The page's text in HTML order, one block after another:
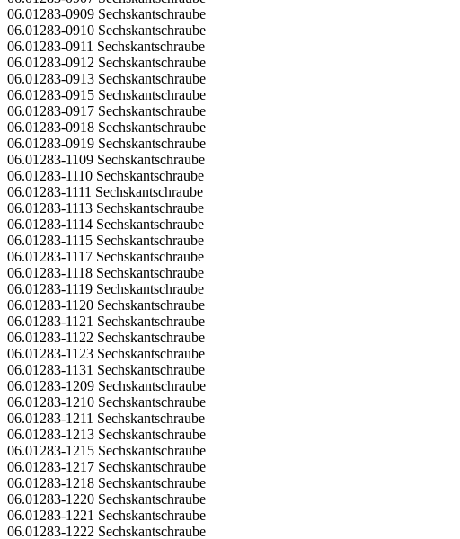
06.01283-0909 Sechskantschraube
06.01283-0910 Sechskantschraube
06.01283-0911 Sechskantschraube
06.01283-0912 Sechskantschraube
06.01283-0913 Sechskantschraube
06.01283-0915 Sechskantschraube
06.01283-0917 Sechskantschraube
06.01283-0918 Sechskantschraube
06.01283-0919 Sechskantschraube
06.01283-1109 Sechskantschraube
06.01283-1110 Sechskantschraube
06.01283-1111 Sechskantschraube
06.01283-1113 Sechskantschraube
06.01283-1114 Sechskantschraube
06.01283-1115 Sechskantschraube
06.01283-1117 Sechskantschraube
06.01283-1118 Sechskantschraube
06.01283-1119 Sechskantschraube
06.01283-1120 Sechskantschraube
06.01283-1121 Sechskantschraube
06.01283-1122 Sechskantschraube
06.01283-1123 Sechskantschraube
06.01283-1131 Sechskantschraube
06.01283-1209 Sechskantschraube
06.01283-1210 Sechskantschraube
06.01283-1211 Sechskantschraube
06.01283-1213 Sechskantschraube
06.01283-1215 Sechskantschraube
06.01283-1217 Sechskantschraube
06.01283-1218 Sechskantschraube
06.01283-1220 Sechskantschraube
06.01283-1221 Sechskantschraube
06.01283-1222 Sechskantschraube